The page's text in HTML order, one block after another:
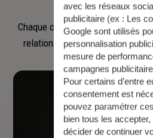
Chaque collaborateur met son
relation fondée sur l’écoute, la
avec les réseaux
publicitaire (ex : Les
Google sont utilisés
personnalisation
mesure de
campagnes
Pour certains d’entre
consentement est
pouvez paramétrer
bien tous les accepter,
décider de continuer